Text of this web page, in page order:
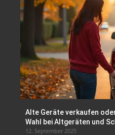
Alte Geräte verkaufen
Wahl bei Altgeräten und
12. September 2025